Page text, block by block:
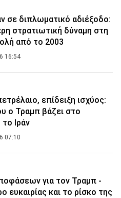
σε διπλωματικό αδιέξοδο:
στρατιωτική δύναμη στη
από το 2003
16:54
επίδειξη ισχύος:
ο Τραμπ βάζει στο
Ιράν
07:10
για τον Τραμπ -
ευκαιρίας και το ρίσκο της